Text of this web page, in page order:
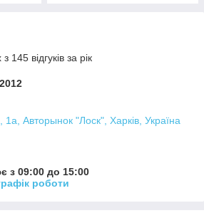
145 відгуків за рік
Авторынок "Лоск", Харків, Україна
з 09:00 до 15:00
роботи